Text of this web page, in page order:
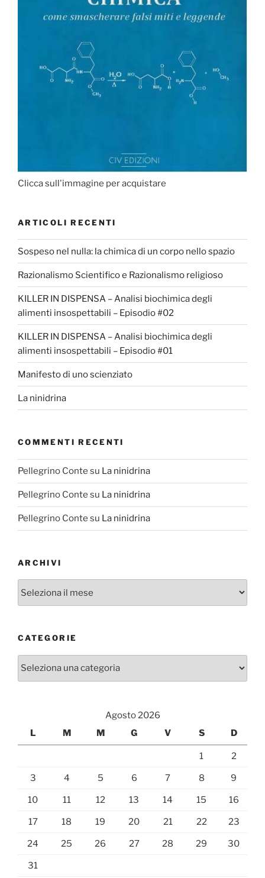
Clicca sull'immagine per acquistare
ARTICOLI RECENTI
Sospeso nel nulla: la chimica di un corpo nello spazio
Razionalismo Scientifico e Razionalismo religioso
KILLER IN DISPENSA – Analisi biochimica degli
alimenti insospettabili – Episodio #02
KILLER IN DISPENSA – Analisi biochimica degli
alimenti insospettabili – Episodio #01
Manifesto di uno scienziato
La ninidrina
COMMENTI RECENTI
Pellegrino Conte su La ninidrina
Pellegrino Conte su La ninidrina
Pellegrino Conte su La ninidrina
ARCHIVI
CATEGORIE
Categorie
Agosto 2026
L
M M G V S D
1 2
3 4 5 6 7 8 9
10 11 12 13 14 15 16
17 18 19 20 21 22 23
24 25 26 27 28 29 30
31